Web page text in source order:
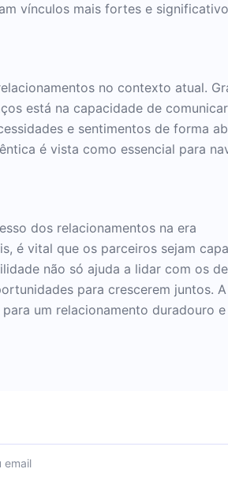
vínculos mais fortes e
no contexto atual.
está na capacidade de
e sentimentos de forma
é vista como essencial para
dos relacionamentos na era
é vital que os parceiros sejam
não só ajuda a lidar com os
para crescerem juntos. A
um relacionamento duradouro e